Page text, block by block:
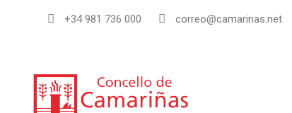
+34 981 736 000 correo@camarinas.net